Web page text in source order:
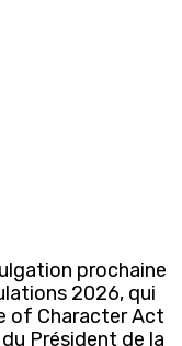
prochaine
2026, qui
of Character Act
Président de la